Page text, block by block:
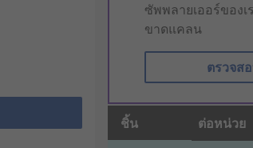
ซัพพลายเออร์ของ
ขาดแคลน
ตรวจส
ชิ้น ต่อหน่วย